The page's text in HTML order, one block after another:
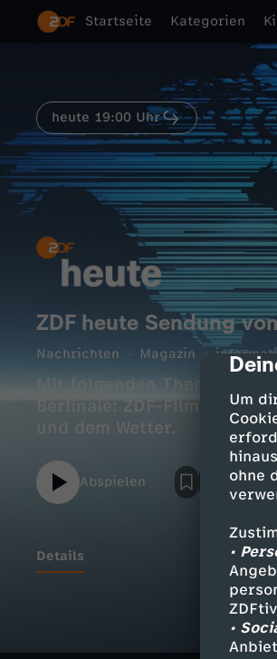
Um
ohne
•
•
Startseite Kategorien
heute 19:00 Uhr
ZDF heute Sendung
Nachrichten Magazin
Mit folgenden Themen:
Berlinale: ZDF-Film
und dem Wetter.
Abspielen
Details